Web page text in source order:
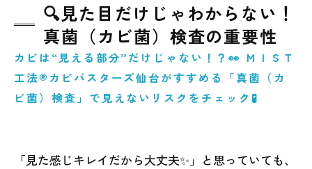
🔍見た目だけじゃわからない！
真菌（カビ菌）検査の重要性
カビは“見える部分”だけじゃない！？👀 ＭＩＳＴ
工法®カビバスターズ仙台がすすめる「真菌（カ
ビ菌）検査」で見えないリスクをチェック🧪
「見た感じキレイだから大丈夫✨」と思っていても、